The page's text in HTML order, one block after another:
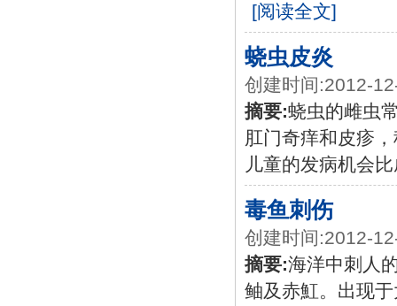
[阅读全文]
蛲虫皮炎
创建时间:2012-
摘要:蛲虫的雌虫
肛门奇痒和皮疹
儿童的发病机会
毒鱼刺伤
创建时间:2012-
摘要:海洋中刺人
鲉及赤魟。出现